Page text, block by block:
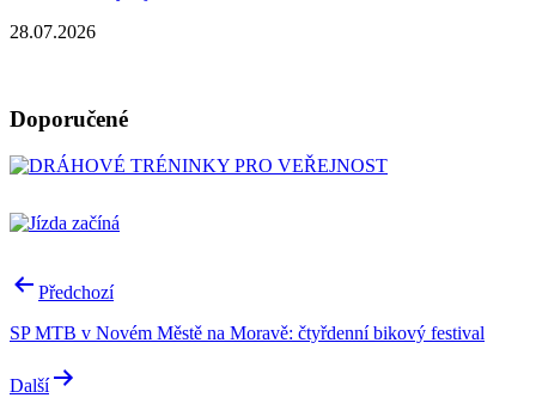
28.07.2026
Doporučené
Navigace
příspěvek
Předchozí
SP MTB v Novém Městě na Moravě: čtyřdenní bikový festival
Další